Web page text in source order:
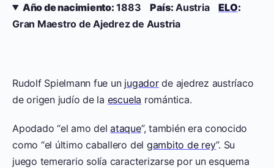
Año de nacimiento: 1883País: AustriaELO:
Gran Maestro de Ajedrez de Austria
Rudolf Spielmann fue un jugadorde ajedrez austríaco
de origen judío de la escuela romántica.
Apodado “el amo delataque”, también era conocido
como “el último caballero del gambito de rey”. Su
juego temerario solía caracterizarse por un esquema